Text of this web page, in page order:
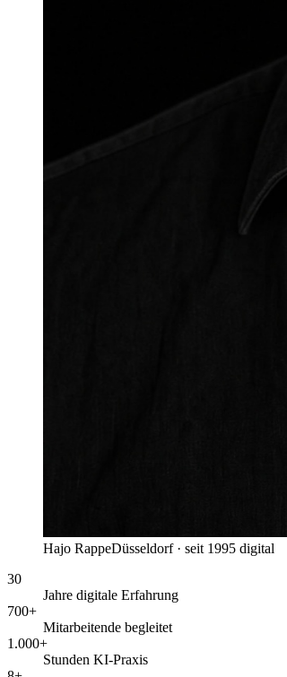
Hajo RappeDüsseldorf · seit 1995 digital
30
Jahre digitale Erfahrung
700+
Mitarbeitende begleitet
1.000+
Stunden KI-Praxis